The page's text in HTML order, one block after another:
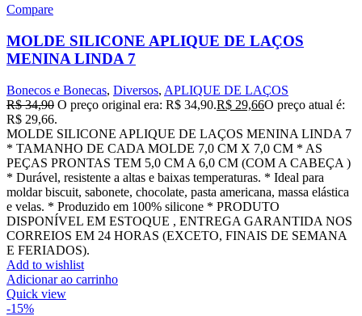
Compare
MOLDE SILICONE APLIQUE DE LAÇOS
MENINA LINDA 7
Bonecos e Bonecas, Diversos, APLIQUE DE LAÇOS
R$34,90 O preço original era: R$ 34,90.R$ 29,66O preço atual é:
R$ 29,66.
MOLDE SILICONE APLIQUE DE LAÇOS MENINA LINDA 7
* TAMANHO DE CADA MOLDE 7,0 CM X 7,0 CM * AS
PEÇAS PRONTAS TEM 5,0 CM A 6,0 CM (COM A CABEÇA )
* Durável, resistente a altas e baixas temperaturas. * Ideal para
moldar biscuit, sabonete, chocolate, pasta americana, massa elástica
e velas. * Produzido em 100% silicone * PRODUTO
DISPONÍVEL EM ESTOQUE , ENTREGA GARANTIDA NOS
CORREIOS EM 24 HORAS (EXCETO, FINAIS DE SEMANA
E FERIADOS).
Add to wishlist
Adicionar ao carrinho
Quick view
-15%